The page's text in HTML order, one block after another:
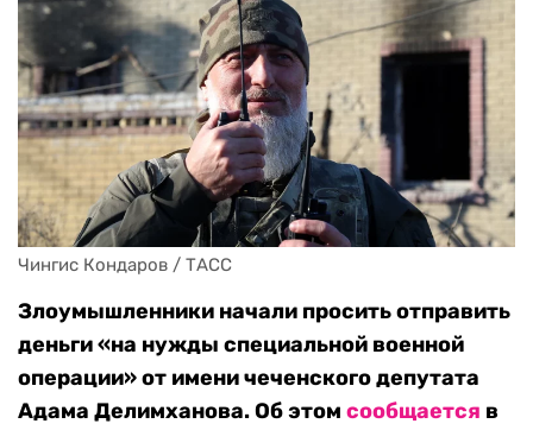
Чингис Кондаров / ТАСС
Злоумышленники начали просить отправить
деньги «на нужды специальной военной
операции» от имени чеченского депутата
Адама Делимханова. Об этом сообщается в